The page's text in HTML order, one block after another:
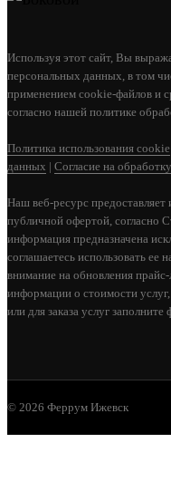
220 400
Используя этот сайт, Вы
персональных данных, в том
применением cookie-файлов и
согласно нашей политике
Политика использования cookie
данных | Согласие на
Наш веб-ресурс
публичной офертой, согласно
информация предназначена
соглашаетесь использовать ее
внимание на обновления
информации о стоимости
или для заказа услуг
© 2026 Феррум Ижевск